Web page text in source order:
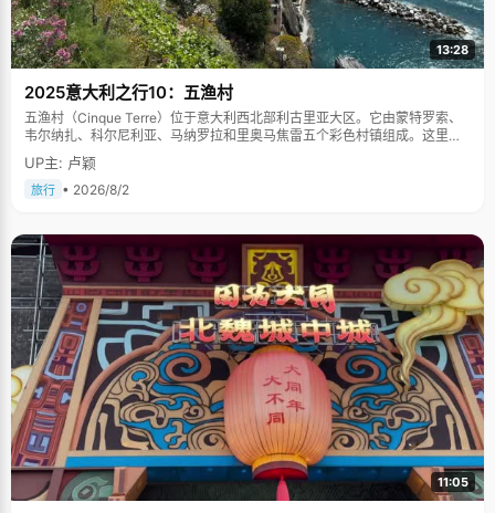
13:28
2025意大利之行10：五渔村
五渔村（Cinque Terre）位于意大利西北部利古里亚大区。它由蒙特罗索、
韦尔纳扎、科尔尼利亚、马纳罗拉和里奥马焦雷五个彩色村镇组成。这里依
山傍海，房屋色彩斑斓，1997年被列为世界文化遗产。
UP主: 卢颖
旅行 • 2026/8/2
11:05